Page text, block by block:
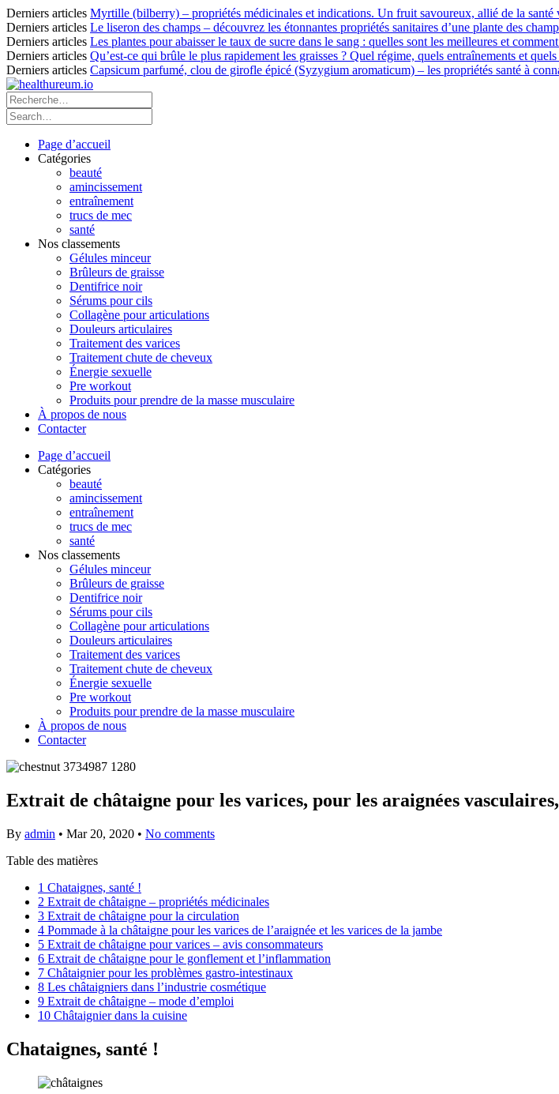
Derniers articles Myrtille (bilberry) – propriétés médicinales et indications. Un fruit savoureux, allié de la santé
Derniers articles Le liseron des champs – découvrez les étonnantes propriétés sanitaires d’une plante des
Derniers articles Les plantes pour abaisser le taux de sucre dans le sang : quelles sont les meilleures et
Derniers articles Qu’est-ce qui brûle le plus rapidement les graisses ? Quel régime, quels entraînements et
Derniers articles Capsicum parfumé, clou de girofle épicé (Syzygium aromaticum) – les propriétés santé à
Page d’accueil
Catégories
beauté
amincissement
entraînement
trucs de mec
santé
Nos classements
Gélules minceur
Brûleurs de graisse
Dentifrice noir
Sérums pour cils
Collagène pour articulations
Douleurs articulaires
Traitement des varices
Traitement chute de cheveux
Énergie sexuelle
Pre workout
Produits pour prendre de la masse musculaire
À propos de nous
Contacter
Page d’accueil
Catégories
beauté
amincissement
entraînement
trucs de mec
santé
Nos classements
Gélules minceur
Brûleurs de graisse
Dentifrice noir
Sérums pour cils
Collagène pour articulations
Douleurs articulaires
Traitement des varices
Traitement chute de cheveux
Énergie sexuelle
Pre workout
Produits pour prendre de la masse musculaire
À propos de nous
Contacter
Extrait de châtaigne pour les varices, pour les araignées
By admin • Mar 20, 2020 • No comments
Table des matières
1 Chataignes, santé !
2 Extrait de châtaigne – propriétés médicinales
3 Extrait de châtaigne pour la circulation
4 Pommade à la châtaigne pour les varices de l’araignée et les varices de la jambe
5 Extrait de châtaigne pour varices – avis consommateurs
6 Extrait de châtaigne pour le gonflement et l’inflammation
7 Châtaignier pour les problèmes gastro-intestinaux
8 Les châtaigniers dans l’industrie cosmétique
9 Extrait de châtaigne – mode d’emploi
10 Châtaignier dans la cuisine
Chataignes, santé !